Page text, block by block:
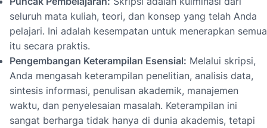
seluruh mata kuliah, teori, dan konsep yang telah Anda
pelajari. Ini adalah kesempatan untuk menerapkan semua
itu secara praktis.
Pengembangan Keterampilan Esensial: Melalui skripsi,
Anda mengasah keterampilan penelitian, analisis data,
sintesis informasi, penulisan akademik, manajemen
waktu, dan penyelesaian masalah. Keterampilan ini
sangat berharga tidak hanya di dunia akademis, tetapi